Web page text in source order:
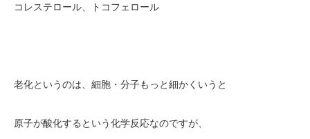
コレステロール、トコフェロール
老化というのは、細胞・分子もっと細かくいうと
原子が酸化するという化学反応なのですが、